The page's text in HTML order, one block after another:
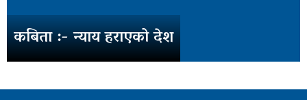
कबिता :- न्याय हराएको देश